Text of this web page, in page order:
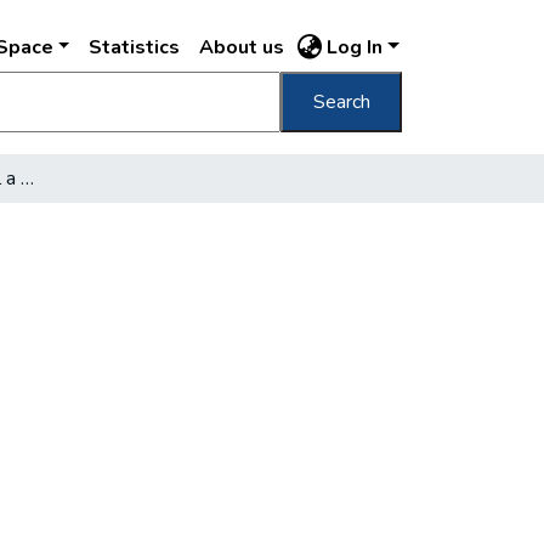
Statistics About us Log In
Search
Földalattin a Fehér úttól a Deák térig